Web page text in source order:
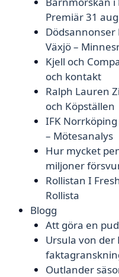
Premiär 31
Dödsannonser
Växjö –
Kjell och
och kontakt
Ralph Lauren
och Köpställen
IFK
– Mötesanalys
Hur mycket
miljoner
Rollistan I
Rollista
Blogg
Att göra en
Ursula von der
Outlander